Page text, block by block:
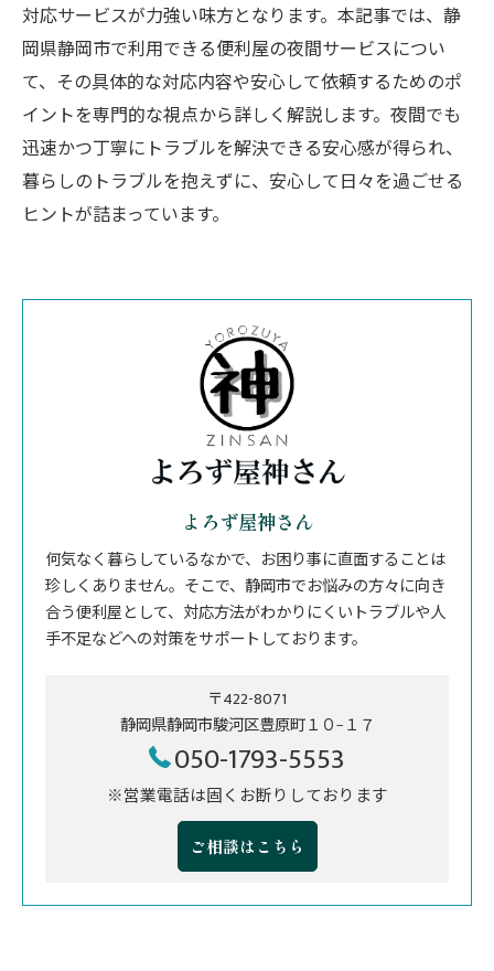
対応サービスが力強い味方となります。本記事では、静
岡県静岡市で利用できる便利屋の夜間サービスについ
て、その具体的な対応内容や安心して依頼するためのポ
イントを専門的な視点から詳しく解説します。夜間でも
迅速かつ丁寧にトラブルを解決できる安心感が得られ、
暮らしのトラブルを抱えずに、安心して日々を過ごせる
ヒントが詰まっています。
よろず屋神さん
何気なく暮らしているなかで、お困り事に直面することは
珍しくありません。そこで、静岡市でお悩みの方々に向き
合う便利屋として、対応方法がわかりにくいトラブルや人
手不足などへの対策をサポートしております。
〒422-8071
静岡県静岡市駿河区豊原町１０−１７
050-1793-5553
※営業電話は固くお断りしております
ご相談はこちら